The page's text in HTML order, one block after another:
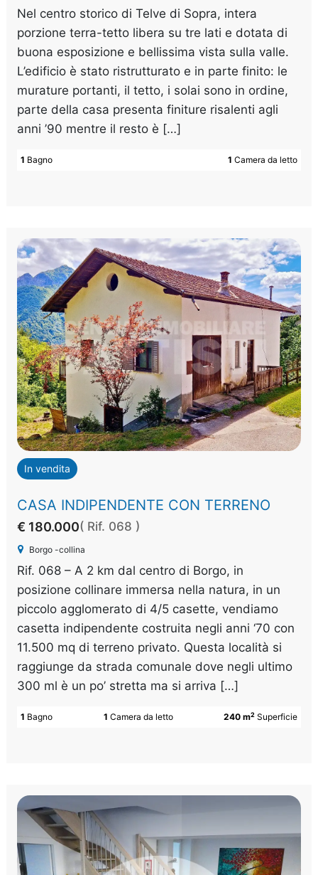
Nel centro storico di Telve di Sopra, intera
porzione terra-tetto libera su tre lati e dotata di
buona esposizione e bellissima vista sulla valle.
L’edificio è stato ristrutturato e in parte finito: le
murature portanti, il tetto, i solai sono in ordine,
parte della casa presenta finiture risalenti agli
anni ’90 mentre il resto è […]
1 Camera da letto
1 Bagno
In vendita
CASA INDIPENDENTE CON TERRENO
€ 180.000( Rif. 068 )
Borgo -collina
Rif. 068 – A 2 km dal centro di Borgo, in
posizione collinare immersa nella natura, in un
piccolo agglomerato di 4/5 casette, vendiamo
casetta indipendente costruita negli anni ‘70 con
11.500 mq di terreno privato. Questa località si
raggiunge da strada comunale dove negli ultimo
300 ml è un po’ stretta ma si arriva […]
240 m2 Superficie
1 Camera da letto
1 Bagno